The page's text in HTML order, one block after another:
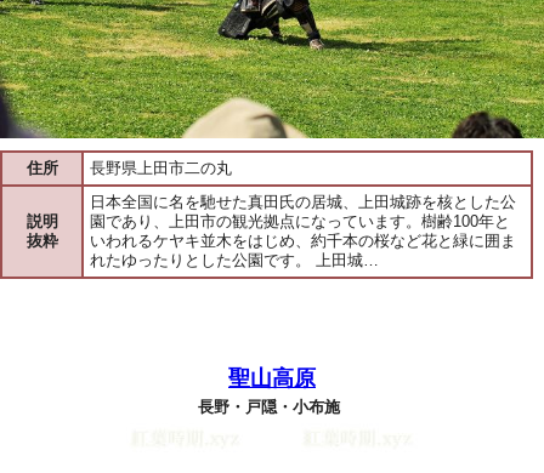
住所 長野県上田市二の丸
説明
抜粋
日本全国に名を馳せた真田氏の居城、上田城跡を核とした公
園であり、上田市の観光拠点になっています。樹齢100年と
いわれるケヤキ並木をはじめ、約千本の桜など花と緑に囲ま
れたゆったりとした公園です。 上田城…
聖山高原
長野・戸隠・小布施